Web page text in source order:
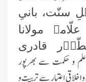
سنّت، بانیِ
مولانا
قادری
و حکمت سے بھرپور
اعتبار سے تربیت و